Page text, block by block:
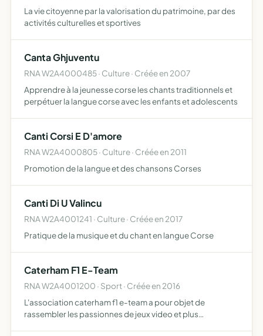
La vie citoyenne par la valorisation du patrimoine, par des
activités culturelles et sportives
Canta Ghjuventu
RNA W2A4000485 · Culture · Créée en 2007
Apprendre à la jeunesse corse les chants traditionnels et
perpétuer la langue corse avec les enfants et adolescents
Canti Corsi E D'amore
RNA W2A4000805 · Culture · Créée en 2011
Promotion de la langue et des chansons Corses
Canti Di U Valincu
RNA W2A4001241 · Culture · Créée en 2017
Pratique de la musique et du chant en langue Corse
Caterham F1 E-Team
RNA W2A4001200 · Sport · Créée en 2016
L'association caterham f1 e-team a pour objet de
rassembler les passionnes de jeux video et plus